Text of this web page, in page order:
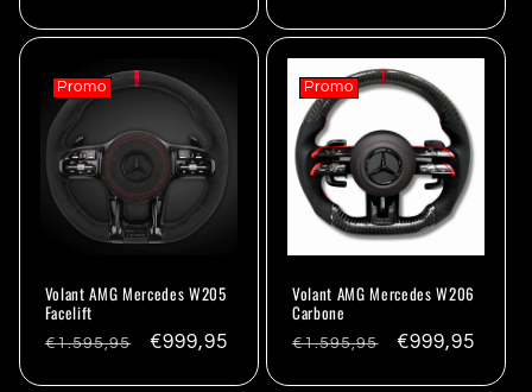
Promo
Volant AMG Mercedes W205
Facelift
Prix
€1.595,95 Promo
€999,95
Promo
Volant AMG Mercedes W206
Carbone
Prix
€1.595,95 Promo
€999,95